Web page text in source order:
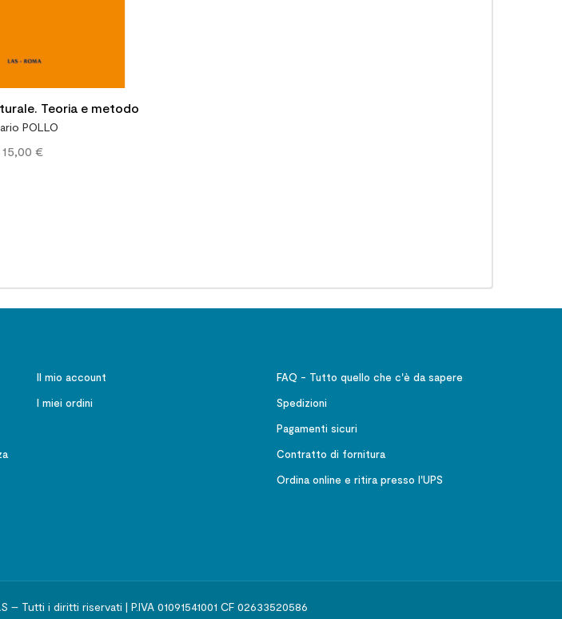
Teoria e metodo
POLLO
15,00 €
Il mio account
I miei ordini
FAQ - Tutto quello che c'è da sapere
Spedizioni
Pagamenti sicuri
Contratto di fornitura
Ordina online e ritira presso l'UPS
Tutti i diritti riservati | P.IVA 01091541001 CF 02633520586